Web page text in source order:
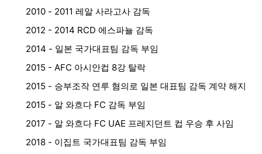
2010 - 2011 레알 사라고사 감독
2012 - 2014 RCD 에스파뇰 감독
2014 - 일본 국가대표팀 감독 부임
2015 - AFC 아시안컵 8강 탈락
2015 - 승부조작 연루 혐의로 일본 대표팀 감독 계약 해지
2015 - 알 와흐다 FC 감독 부임
2017 - 알 와흐다 FC UAE 프레지던트 컵 우승 후 사임
2018 - 이집트 국가대표팀 감독 부임